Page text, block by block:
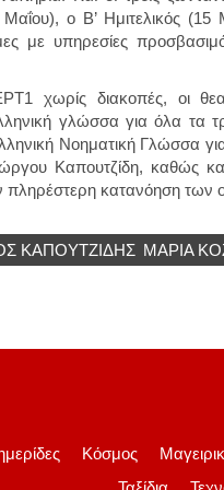
ο Β’ Ημιτελικός
με υπηρεσίες
χωρίς διακοπές, οι
γλώσσα για όλα τα
Νοηματική Γλώσσα
Καπουτζίδη, καθώς και
πληρέστερη κατανόηση των
ΚΑΠΟΥΤΖΊΔΗΣ ΜΑΡΊΑ
Κόσμος